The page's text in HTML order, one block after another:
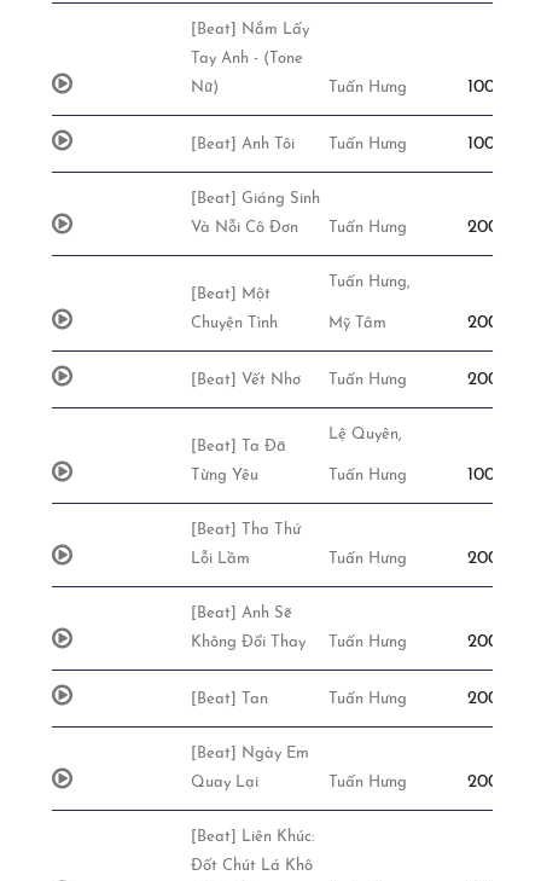
[Beat] Nắm Lấy
Tay Anh - (Tone
Nữ)
Tuấn Hưng
[Beat] Anh Tôi Tuấn Hưng
[Beat] Giáng Sinh
Và Nỗi Cô Đơn
Tuấn Hưng
[Beat] Một
Chuyện Tình
Tuấn Hưng,
Mỹ Tâm
[Beat] Vết Nhơ Tuấn Hưng
[Beat] Ta Đã
Từng Yêu
Lệ Quyên,
Tuấn Hưng
[Beat] Tha Thứ
Lỗi Lầm
Tuấn Hưng
[Beat] Anh Sẽ
Không Đổi Thay
Tuấn Hưng
[Beat] Tan Tuấn Hưng
[Beat] Ngày Em
Quay Lại
Tuấn Hưng
[Beat] Liên Khúc:
Đốt Chút Lá Khô